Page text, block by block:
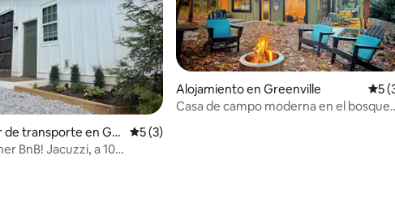
de transporte en Gr
Calificación promedio: 5 de 5, 3 reseñas
5 (3)
BnB! Jacuzzi, a 10
Alojamiento en Greenville
5
Casa de campo moderna en el bosque